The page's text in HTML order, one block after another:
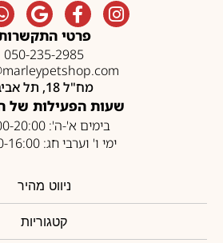
פרטי
050-235-2985
מח"ל 18, תל אביב
שעות הפעילות של
בימים א'-ה': 10:00-20:00
ימי ו' וערבי חג: 10:00-16:00
ניווט מהיר
קטגוריות